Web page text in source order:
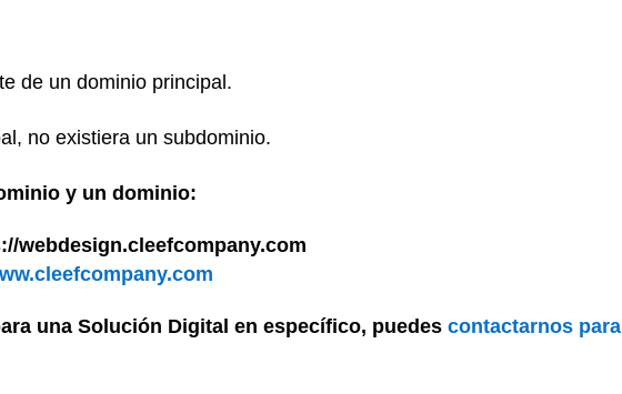
de un dominio principal.
no existiera un subdominio.
y un dominio:
webdesign.cleefcompany.com
una Solución Digital en específico, puedes contactarnos para